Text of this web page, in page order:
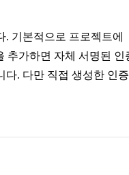
기본적으로 프로젝트에
추가하면 자체 서명된 인
다. 다만 직접 생성한 인